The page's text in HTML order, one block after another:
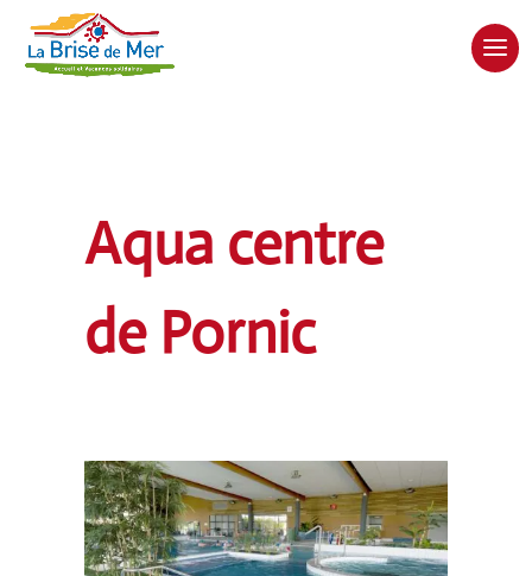
Aqua centre
de Pornic